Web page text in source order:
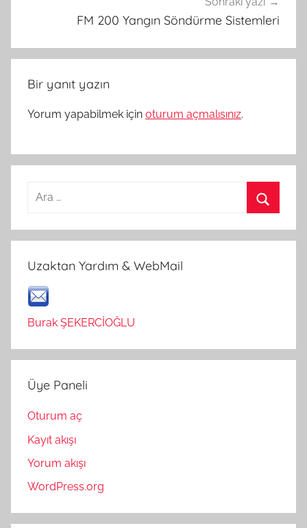
FM 200 Yangın Söndürme Sistemleri
Bir yanıt yazın
Yorum yapabilmek için oturum açmalısınız.
Arama:
Uzaktan Yardım & WebMail
Burak ŞEKERCİOĞLU
Üye Paneli
Oturum aç
Kayıt akışı
Yorum akışı
WordPress.org